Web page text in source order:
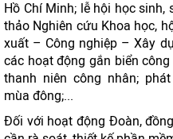
Hồ Chí Minh; lễ hội học
thảo Nghiên cứu Khoa học,
xuất – Công nghiệp – Xây
các hoạt động gắn biển
thanh niên công nhân;
mùa đông;...
Đối với hoạt động Đoàn,